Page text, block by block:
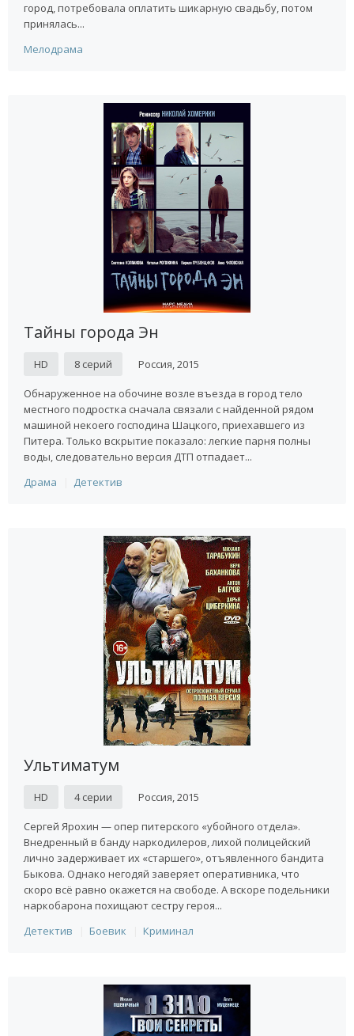
город, потребовала оплатить шикарную свадьбу, потом
принялась...
Мелодрама
Тайны города Эн
HD 8 серий Россия, 2015
Обнаруженное на обочине возле въезда в город тело
местного подростка сначала связали с найденной рядом
машиной некоего господина Шацкого, приехавшего из
Питера. Только вскрытие показало: легкие парня полны
воды, следовательно версия ДТП отпадает...
Драма
Детектив
Ультиматум
HD 4 серии Россия, 2015
Сергей Ярохин — опер питерского «убойного отдела».
Внедренный в банду наркодилеров, лихой полицейский
лично задерживает их «старшего», отъявленного бандита
Быкова. Однако негодяй заверяет оперативника, что
скоро всё равно окажется на свободе. А вскоре подельники
наркобарона похищают сестру героя...
Детектив
Боевик Криминал